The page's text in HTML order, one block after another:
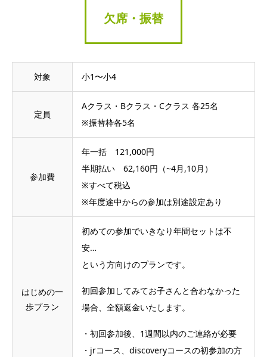
欠席・振替
対象 小1〜小4
定員
Aクラス・Bクラス・Cクラス 各25名
※振替枠各5名
参加費
年一括 121,000円
半期払い 62,160円（~4月,10月）
※すべて税込
※年度途中からの参加は別途設定あり
はじめの一
歩プラン
初めての参加でいきなり年間セットは不
安…
という方向けのプランです。
初回参加してみてお子さんと合わなかった
場合、全額返金いたします。
・初回参加後、1週間以内のご連絡が必要
・jrコース、discoveryコースの初参加の方